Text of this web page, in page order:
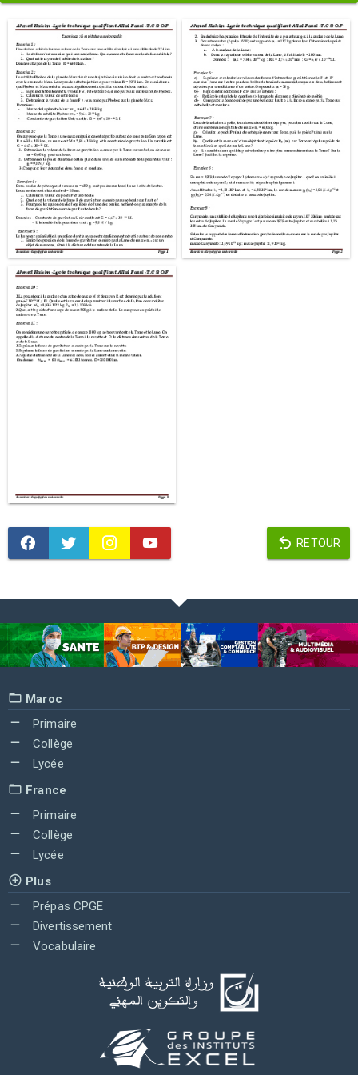
RETOUR
Maroc
Primaire
Collège
Lycée
France
Primaire
Collège
Lycée
Plus
Prépas CPGE
Divertissement
Vocabulaire